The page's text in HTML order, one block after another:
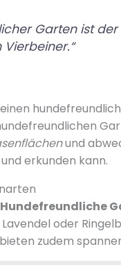
Garten ist
und
erkunden kann.
Hundefreundliche
oder
zudem